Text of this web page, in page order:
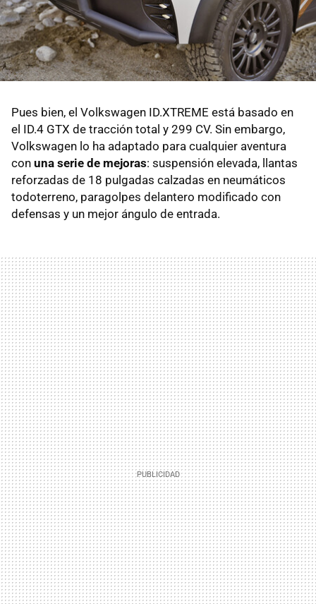
Pues bien, el Volkswagen ID.XTREME está basado en
el ID.4 GTX de tracción total y 299 CV. Sin embargo,
Volkswagen lo ha adaptado para cualquier aventura
con una serie de mejoras: suspensión elevada, llantas
reforzadas de 18 pulgadas calzadas en neumáticos
todoterreno, paragolpes delantero modificado con
defensas y un mejor ángulo de entrada.